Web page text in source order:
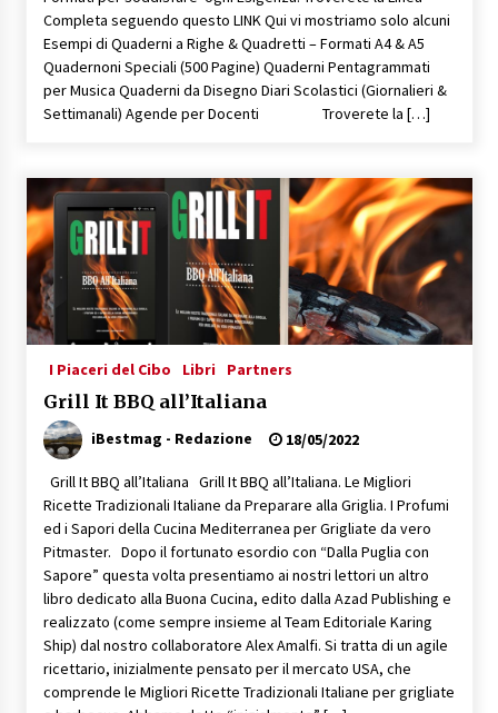
Completa seguendo questo LINK Qui vi mostriamo solo alcuni
Esempi di Quaderni a Righe & Quadretti – Formati A4 & A5
Quadernoni Speciali (500 Pagine) Quaderni Pentagrammati
per Musica Quaderni da Disegno Diari Scolastici (Giornalieri &
Settimanali) Agende per Docenti Troverete la […]
I Piaceri del Cibo Libri Partners
Grill It BBQ all’Italiana
iBestmag - Redazione 18/05/2022
Grill It BBQ all’Italiana Grill It BBQ all’Italiana. Le Migliori
Ricette Tradizionali Italiane da Preparare alla Griglia. I Profumi
ed i Sapori della Cucina Mediterranea per Grigliate da vero
Pitmaster. Dopo il fortunato esordio con “Dalla Puglia con
Sapore” questa volta presentiamo ai nostri lettori un altro
libro dedicato alla Buona Cucina, edito dalla Azad Publishing e
realizzato (come sempre insieme al Team Editoriale Karing
Ship) dal nostro collaboratore Alex Amalfi. Si tratta di un agile
ricettario, inizialmente pensato per il mercato USA, che
comprende le Migliori Ricette Tradizionali Italiane per grigliate